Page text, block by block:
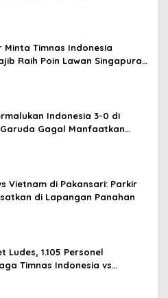
Minta Timnas Indonesia
Raih Poin Lawan Singapura
Indonesia 3-0 di
Gagal Manfaatkan
Vietnam di Pakansari: Parkir
di Lapangan Panahan
Ludes, 1.105 Personel
Timnas Indonesia vs